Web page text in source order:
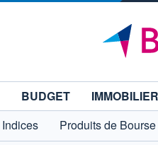
BUDGET IMMOBILIER
Indices Produits de Bourse